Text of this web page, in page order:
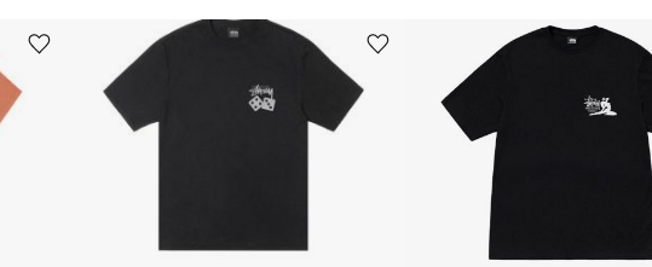
Ürünü istek listesine ekle veya listeden çıkar Ürünü istek listesine ekle veya listeden çıkar